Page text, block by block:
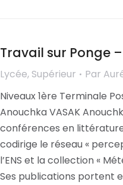
Travail sur Ponge
Lycée, Supérieur Par
Niveaux 1ère Terminale
Anouchka VASAK
conférences en
codirige le réseau «
l’ENS et la collection «
Ses publications portent